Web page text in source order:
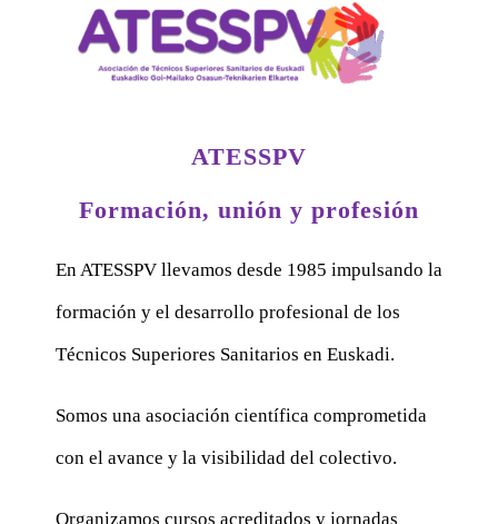
ATESSPV
Formación, unión y profesión
En ATESSPV llevamos desde 1985 impulsando la
formación y el desarrollo profesional de los
Técnicos Superiores Sanitarios en Euskadi.
Somos una asociación científica comprometida
con el avance y la visibilidad del colectivo.
Organizamos cursos acreditados y jornadas